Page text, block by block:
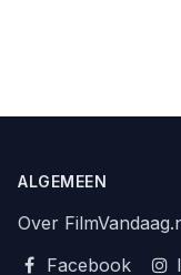
ALGEMEEN
Over
Facebook